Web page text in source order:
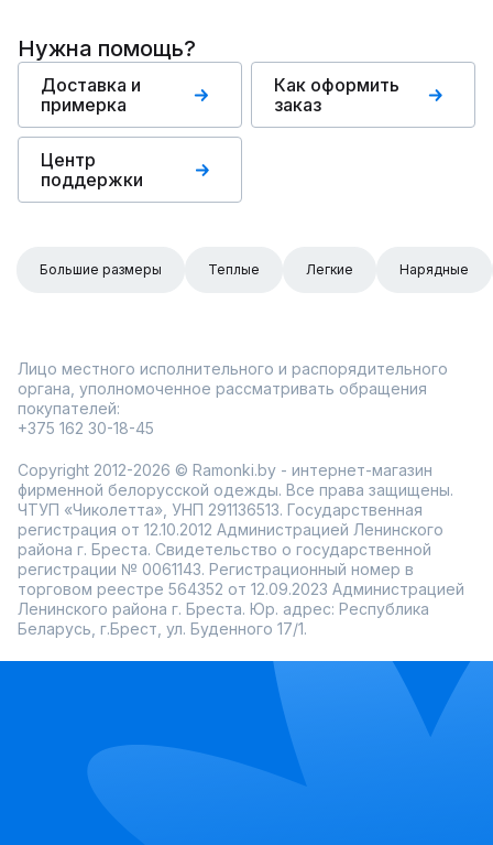
Нужна помощь?
Доставка и
примерка
Как оформить
заказ
Центр
поддержки
Большие размеры Теплые Легкие Нарядные
Лицо местного исполнительного и распорядительного
органа, уполномоченное рассматривать обращения
покупателей:
+375 162 30-18-45
Copyright 2012-2026 © Ramonki.by - интернет-магазин
фирменной белорусской одежды. Все права защищены.
ЧТУП «Чиколетта», УНП 291136513. Государственная
регистрация от 12.10.2012 Администрацией Ленинского
района г. Бреста. Свидетельство о государственной
регистрации № 0061143. Регистрационный номер в
торговом реестре 564352 от 12.09.2023 Администрацией
Ленинского района г. Бреста. Юр. адрес: Республика
Беларусь, г.Брест, ул. Буденного 17/1.